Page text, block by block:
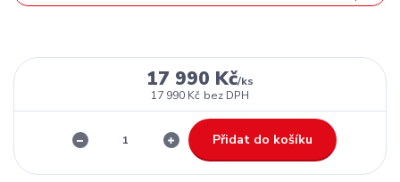
17 990 Kč/ks
17 990 Kč bez DPH
Přidat do košíku